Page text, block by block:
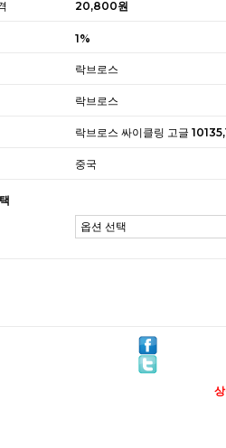
20,800원
1%
락브로스
락브로스
락브로스 싸이클링 고글
중국